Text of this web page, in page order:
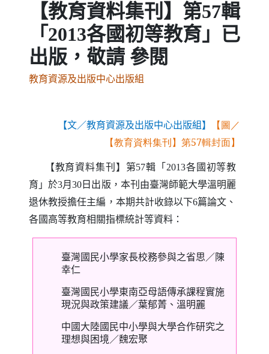
【教育資料集刊】第57輯
「2013各國初等教育」已
出版，敬請 參閱
教育資源及出版中心出版組
【文／教育資源及出版中心出版組】
【圖／
【教育資料集刊】第57輯封面】
【教育資料集刊】第57輯「2013各國初等教
育」於3月30日出版，本刊由臺灣師範大學溫明麗
退休教授擔任主編，本期共計收錄以下6篇論文、
各國高等教育相關指標統計等資料：
臺灣國民小學家長校務參與之省思／陳
幸仁
臺灣國民小學東南亞母語傳承課程實施
現況與政策建議／葉郁菁、溫明麗
中國大陸國民中小學與大學合作研究之
理想與困境／魏宏聚